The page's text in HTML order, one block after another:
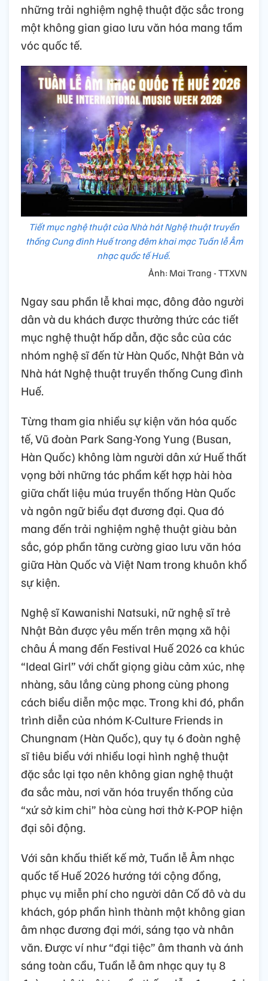
những trải nghiệm nghệ thuật đặc sắc trong
một không gian giao lưu văn hóa mang tầm
vóc quốc tế.
Tiết mục nghệ thuật của Nhà hát Nghệ thuật truyền
thống Cung đình Huế trong đêm khai mạc Tuần lễ Âm
nhạc quốc tế Huế.
Ảnh: Mai Trang - TTXVN
Ngay sau phần lễ khai mạc, đông đảo người
dân và du khách được thưởng thức các tiết
mục nghệ thuật hấp dẫn, đặc sắc của các
nhóm nghệ sĩ đến từ Hàn Quốc, Nhật Bản và
Nhà hát Nghệ thuật truyền thống Cung đình
Huế.
Từng tham gia nhiều sự kiện văn hóa quốc
tế, Vũ đoàn Park Sang-Yong Yung (Busan,
Hàn Quốc) không làm người dân xứ Huế thất
vọng bởi những tác phẩm kết hợp hài hòa
giữa chất liệu múa truyền thống Hàn Quốc
và ngôn ngữ biểu đạt đương đại. Qua đó
mang đến trải nghiệm nghệ thuật giàu bản
sắc, góp phần tăng cường giao lưu văn hóa
giữa Hàn Quốc và Việt Nam trong khuôn khổ
sự kiện.
Nghệ sĩ Kawanishi Natsuki, nữ nghệ sĩ trẻ
Nhật Bản được yêu mến trên mạng xã hội
châu Á mang đến Festival Huế 2026 ca khúc
“Ideal Girl” với chất giọng giàu cảm xúc, nhẹ
nhàng, sâu lắng cùng phong cùng phong
cách biểu diễn mộc mạc. Trong khi đó, phần
trình diễn của nhóm K-Culture Friends in
Chungnam (Hàn Quốc), quy tụ 6 đoàn nghệ
sĩ tiêu biểu với nhiều loại hình nghệ thuật
đặc sắc lại tạo nên không gian nghệ thuật
đa sắc màu, nơi văn hóa truyền thống của
“xứ sở kim chi” hòa cùng hơi thở K-POP hiện
đại sôi động.
Với sân khấu thiết kế mở, Tuần lễ Âm nhạc
quốc tế Huế 2026 hướng tới cộng đồng,
phục vụ miễn phí cho người dân Cố đô và du
khách, góp phần hình thành một không gian
âm nhạc đương đại mới, sáng tạo và nhân
văn. Được ví như “đại tiệc” âm thanh và ánh
sáng toàn cầu, Tuần lễ âm nhạc quy tụ 8